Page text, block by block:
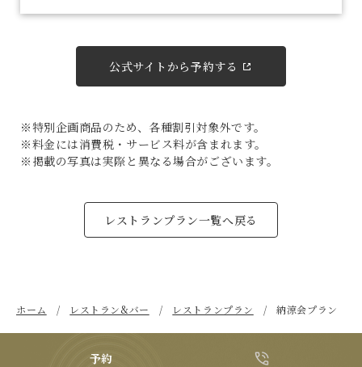
公式サイトから予約する
※特別企画商品のため、各種割引対象外です。
※料金には消費税・サービス料が含まれます。
※掲載の写真は実際と異なる場合がございます。
レストランプラン一覧へ戻る
ホーム レストラン&バー レストランプラン 納涼会プラン
予約